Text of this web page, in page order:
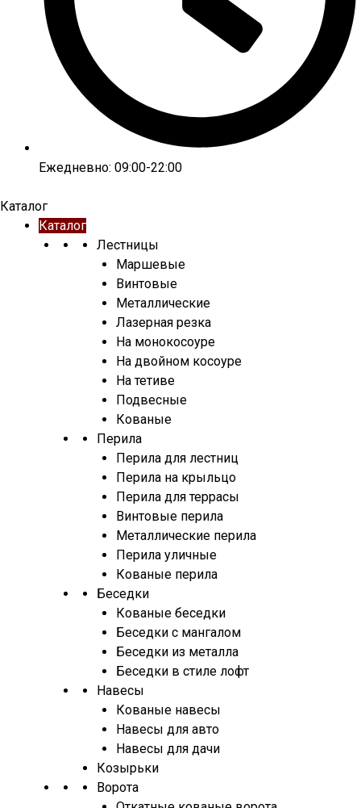
Ежедневно: 09:00-22:00
Каталог
Каталог
Лестницы
Маршевые
Винтовые
Металлические
Лазерная резка
На монокосоуре
На двойном косоуре
На тетиве
Подвесные
Кованые
Перила
Перила для лестниц
Перила на крыльцо
Перила для террасы
Винтовые перила
Металлические перила
Перила уличные
Кованые перила
Беседки
Кованые беседки
Беседки с мангалом
Беседки из металла
Беседки в стиле лофт
Навесы
Кованые навесы
Навесы для авто
Навесы для дачи
Козырьки
Ворота